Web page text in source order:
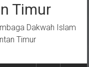
Timur
Dakwah Islam
Timur